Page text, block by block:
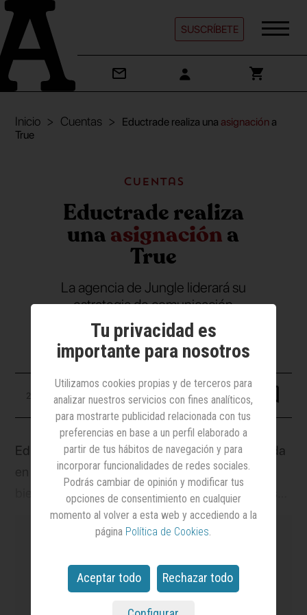
SUSCRÍBETE
Inicio Cuentas Eductrade realiza una asignación a
True
Cuentas
Eductrade realiza
unaasignacióna
True
La agencia de Jungle liderará su
estrategia de comunicación
corporativa
20 febrero 2025
Eductrade, multinacional española especializada
en el desarrollo de proyectos vinculados al
bienestar social, ha seleccionado a True como su
partnerestratégico de comunicación. La agencia,
según se ha informado, trabajará en el diseño e
posicionamiento de la compañía y amplifique su
es el mediolíder en notoriedad y credibilidad
Tu privacidad es
importante para nosotros
Utilizamos cookies propias y de terceros para
analizar nuestros servicios con fines analíticos,
para mostrarte publicidad relacionada con tus
preferencias en base a un perfil elaborado a
partir de tus hábitos de navegación y para
incorporar funcionalidades de redes sociales.
Podrás cambiar de opinión y modificar tus
opciones de consentimiento en cualquier
momento al volver a esta web y accediendo a la
página Política de Cookies.
Aceptar todo Rechazar todo